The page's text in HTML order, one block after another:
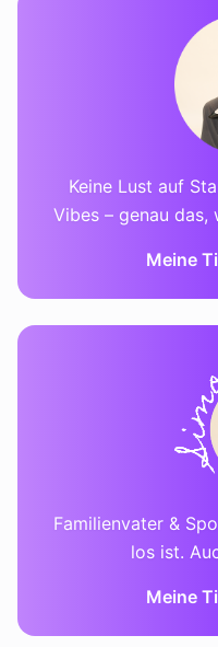
Keine Lust auf
Vibes – genau
Meine
Familienvater &
los ist.
Meine